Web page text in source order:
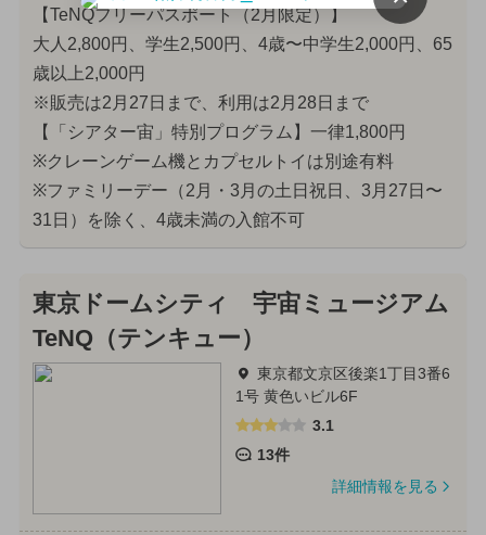
【TeNQフリーパスポート（2月限定）】
大人2,800円、学生2,500円、4歳〜中学生2,000円、65
歳以上2,000円
※販売は2月27日まで、利用は2月28日まで
【「シアター宙」特別プログラム】一律1,800円
※クレーンゲーム機とカプセルトイは別途有料
※ファミリーデー（2月・3月の土日祝日、3月27日〜
31日）を除く、4歳未満の入館不可
東京ドームシティ 宇宙ミュージアム
TeNQ（テンキュー）
東京都文京区後楽1丁目3番6
1号 黄色いビル6F
3.1
13件
詳細情報を見る